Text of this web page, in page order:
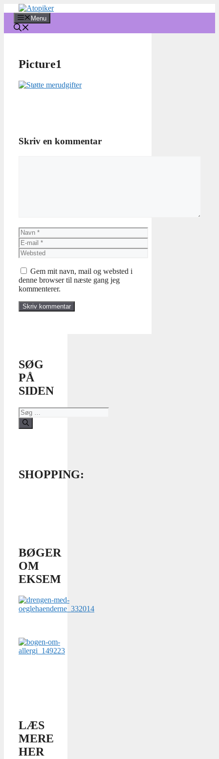
indhold
Menu
Picture1
Skriv en kommentar
Navn
E-
mail
Websted
Gem mit navn, mail og websted i
denne browser til næste gang jeg
kommenterer.
SØG
PÅ
SIDEN
Søg
efter:
SHOPPING:
BØGER
OM
EKSEM
LÆS
MERE
HER